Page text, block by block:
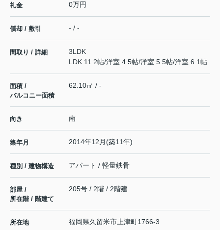
礼金 0万円
償却 / 敷引 - / -
間取り / 詳細
3LDK
LDK 11.2帖/洋室 4.5帖/洋室 5.5帖/洋室 6.1帖
面積 /
バルコニー面積
62.10㎡ / -
向き 南
築年月 2014年12月(築11年)
種別 / 建物構造 アパート / 軽量鉄骨
部屋 /
所在階 / 階建て
205号 / 2階 / 2階建
所在地 福岡県久留米市 上津町1766-3